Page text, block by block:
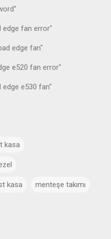
edge fan error"
edge fan"
e520 fan error"
e530 fan"
kasa
kasa menteşe takımı